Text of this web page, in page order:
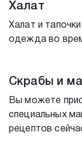
Халат
Халат и
одежда во
Скрабы и
Вы можете
специальных
рецептов